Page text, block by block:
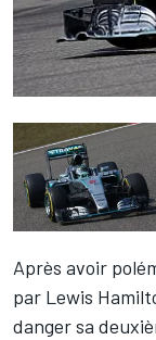
Après avoir
par Lewis
danger sa